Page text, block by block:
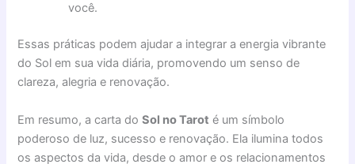
você.
Essas práticas podem ajudar a integrar a energia vibrante
do Sol em sua vida diária, promovendo um senso de
clareza, alegria e renovação.
Em resumo, a carta doSol no Tarot é um símbolo
poderoso de luz, sucesso e renovação. Ela ilumina todos
os aspectos da vida, desde o amor e os relacionamentos